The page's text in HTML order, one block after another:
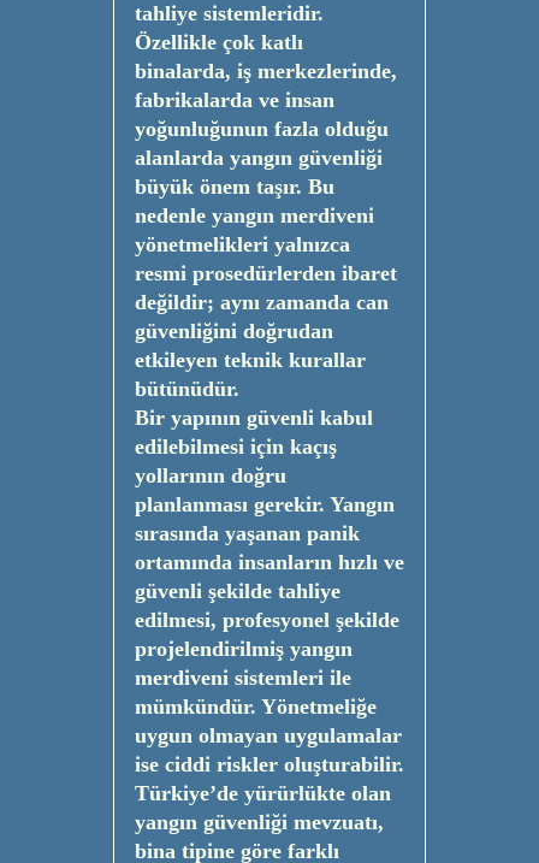
tahliye sistemleridir.
Özellikle çok katlı
binalarda, iş merkezlerinde,
fabrikalarda ve insan
yoğunluğunun fazla olduğu
alanlarda yangın güvenliği
büyük önem taşır. Bu
nedenle yangın merdiveni
yönetmelikleri yalnızca
resmi prosedürlerden ibaret
değildir; aynı zamanda can
güvenliğini doğrudan
etkileyen teknik kurallar
bütünüdür.
Bir yapının güvenli kabul
edilebilmesi için kaçış
yollarının doğru
planlanması gerekir. Yangın
sırasında yaşanan panik
ortamında insanların hızlı ve
güvenli şekilde tahliye
edilmesi, profesyonel şekilde
projelendirilmiş yangın
merdiveni sistemleri ile
mümkündür. Yönetmeliğe
uygun olmayan uygulamalar
ise ciddi riskler oluşturabilir.
Türkiye’de yürürlükte olan
yangın güvenliği mevzuatı,
bina tipine göre farklı